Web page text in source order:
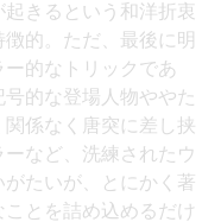
きるという和洋折衷
的。ただ、最後に明
的なトリックであ
的な登場人物ややた
係なく唐突に差し挟
など、洗練されたウ
たいが、とにかく著
とを詰め込めるだけ